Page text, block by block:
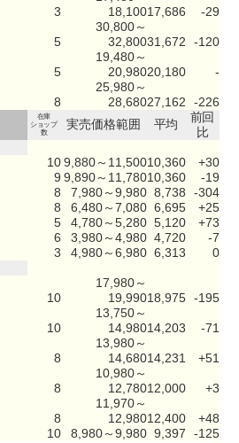
3
18,10017,686 -29
5
30,800～
32,80031,672 -120
5
19,480～
20,98020,180 -
8
25,980～
28,68027,162
-226
在庫
ショップ
数
実売価格範囲 平均
前回
比
10 9,880～11,50010,360
+30
9 9,890～11,78010,360
-19
8 7,980～9,980 8,738
-304
8 6,480～7,080 6,695
+25
5 4,780～5,280 5,120
+73
6 3,980～4,980 4,720
-7
3 4,980～6,980 6,313
0
10
17,980～
19,99018,975 -195
10
13,750～
14,98014,203 -71
8
13,980～
14,68014,231 +51
8
10,980～
12,78012,000 +3
8
11,970～
12,98012,400
+48
10 8,980～9,980 9,397 -125